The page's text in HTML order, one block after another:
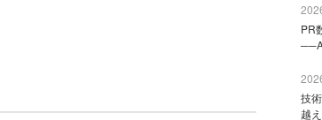
PR
技
越